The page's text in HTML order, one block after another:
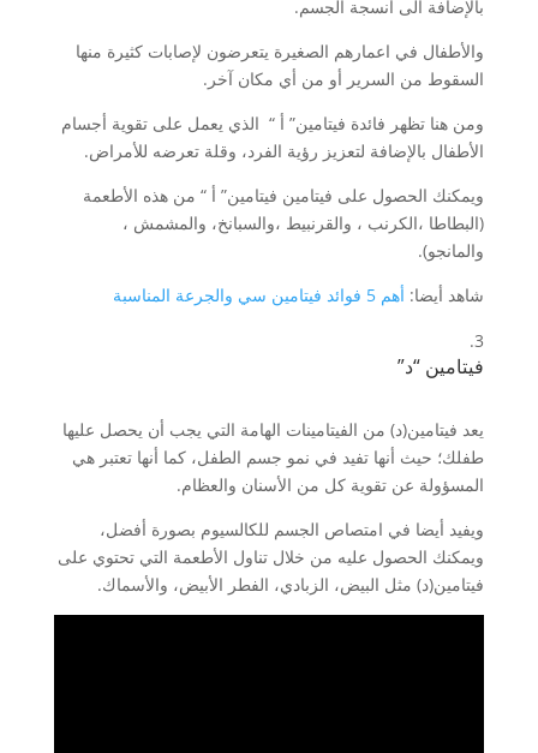
بالإضافة الى أنسجة الجسم.
والأطفال في اعمارهم الصغيرة يتعرضون لإصابات كثيرة منها
السقوط من السرير أو من أي مكان آخر.
ومن هنا تظهر فائدة فيتامين” أ “ الذي يعمل على تقوية أجسام
الأطفال بالإضافة لتعزيز رؤية الفرد، وقلة تعرضه للأمراض.
ويمكنك الحصول على فيتامين فيتامين” أ “ من هذه الأطعمة
(البطاطا ،الكرنب ، والقرنبيط ،والسبانخ، والمشمش ،
والمانجو).
شاهد أيضا: أهم 5 فوائد فيتامين سي والجرعة المناسبة
فيتامين “د”
يعد فيتامين(د) من الفيتامينات الهامة التي يجب أن يحصل عليها
طفلك؛ حيث أنها تفيد في نمو جسم الطفل، كما أنها تعتبر هي
المسؤولة عن تقوية كل من الأسنان والعظام.
ويفيد أيضا في امتصاص الجسم للكالسيوم بصورة أفضل،
ويمكنك الحصول عليه من خلال تناول الأطعمة التي تحتوي على
فيتامين(د) مثل البيض، الزبادي، الفطر الأبيض، والأسماك.